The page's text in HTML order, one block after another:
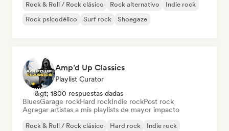
Rock & Roll / Rock clásico Rock alternativo
Indie rock
Rock psicodélico
Surf rock Shoegaze
Amp’d Up Classics
Playlist Curator
&gt; 1800 respuestas dadas
BluesGarage rockHard rockIndie rockPost rock
Agregar artistas a mis playlists de mayor impacto
Rock & Roll / Rock clásico Hard rock
Indie rock